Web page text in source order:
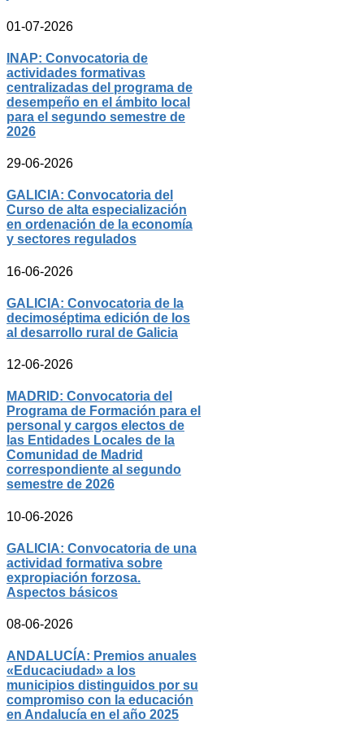
01-07-2026
INAP: Convocatoria de
actividades formativas
centralizadas del programa de
desempeño en el ámbito local
para el segundo semestre de
2026
29-06-2026
GALICIA: Convocatoria del
Curso de alta especialización
en ordenación de la economía
y sectores regulados
16-06-2026
GALICIA: Convocatoria de la
decimoséptima edición de los
al desarrollo rural de Galicia
12-06-2026
MADRID: Convocatoria del
Programa de Formación para el
personal y cargos electos de
las Entidades Locales de la
Comunidad de Madrid
correspondiente al segundo
semestre de 2026
10-06-2026
GALICIA: Convocatoria de una
actividad formativa sobre
expropiación forzosa.
Aspectos básicos
08-06-2026
ANDALUCÍA: Premios anuales
«Educaciudad» a los
municipios distinguidos por su
compromiso con la educación
en Andalucía en el año 2025